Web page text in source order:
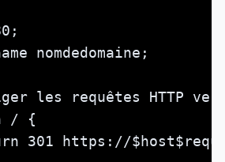
nomdedomaine;
les requêtes HTTP
/ {
301 https://